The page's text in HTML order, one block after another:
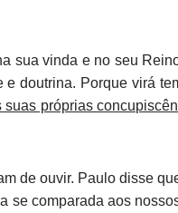
sua vinda e no seu
doutrina. Porque virá
próprias
de ouvir. Paulo disse
se comparada aos